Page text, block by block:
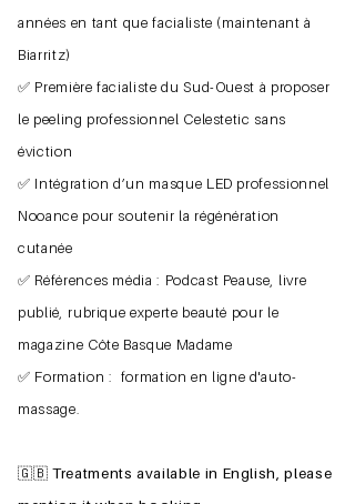
années en tant que facialiste (maintenant à
Biarritz)
✅ Première facialiste du Sud-Ouest à proposer
le peeling professionnel Celestetic sans
éviction
✅ Intégration d’un masque LED professionnel
Nooance pour soutenir la régénération
cutanée
​​​✅ Références média : Podcast Peause, livre
publié, rubrique experte beauté pour le
magazine Côte Basque Madame
✅ Formation : formation en ligne d'auto-
massage.
​🇬🇧 Treatments available in English, please